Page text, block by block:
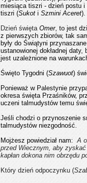
miesiąca tiszri - dzień postu i
tiszri (Sukot i Szmini Aceret).
Dzień święta Omer, to jest
z pierwszych zbiorów, tak
były do Świątyni
ustanowionej dokładnej
jest uzależnione na
Święto Tygodni (Szawuot)
Ponieważ w Palestynie
okresa święta Przaśników,
uczeni talmudystów temu
Jeśli chodzi o przynoszenie
talmudystów niezgodność.
Mojżesz powiedział nam:A
przed Wiecznym, aby
kapłan dokona nim obrzędu
Który dzień odpoczynku (